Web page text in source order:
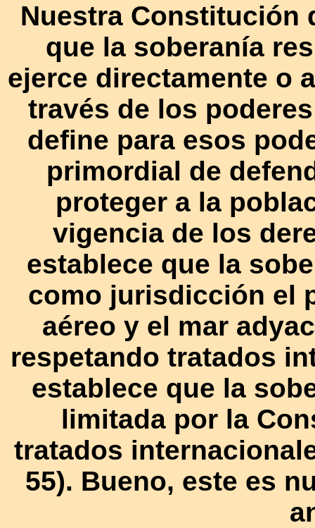
Nuestra Constitución
que la soberanía
ejerce directamente o
través de los
define para esos
primordial de
proteger a la
vigencia de los
establece que la
como jurisdicción el
aéreo y el mar
respetando tratados
establece que la
limitada por la
tratados
55). Bueno, este es